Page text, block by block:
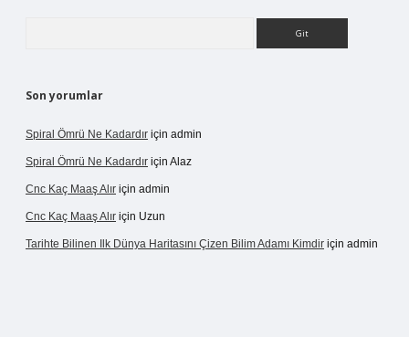
Son yorumlar
Spiral Ömrü Ne Kadardır için admin
Spiral Ömrü Ne Kadardır için Alaz
Cnc Kaç Maaş Alır için admin
Cnc Kaç Maaş Alır için Uzun
Tarihte Bilinen Ilk Dünya Haritasını Çizen Bilim Adamı Kimdir için admin